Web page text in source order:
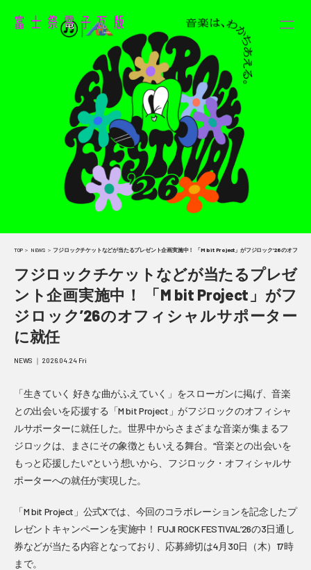
TOP＞ NEWS ＞ フジロックチケットなどが当たるプレゼント企画実施中！ 「M bit Project」がフジロック’26のオフィシ
フジロックチケットなどが当たるプレゼ
ント企画実施中！ 「M bit Project」がフ
ジロック’26のオフィシャルサポーター
に就任
NEWS ｜ 2026.04.24 Fri
「生きていく 好きな曲がふえていく」をスローガンに掲げ、音楽
との出会いを応援する「M bit Project」がフジロックのオフィシャ
ルサポーターに就任した。世界中からさまざまな音楽が集まるフ
ジロックは、まさにその象徴ともいえる舞台。“音楽との出会いを
もっと応援したい”という想いから、フジロック・オフィシャルサ
ポーターへの就任が実現した。
「M bit Project」公式Xでは、今回のコラボレーションを記念したプ
レゼントキャンペーンを実施中！ FUJI ROCK FESTIVAL’26の3日通し
券などが当たる内容となっており、応募締切は4月30日（木）17時
まで。